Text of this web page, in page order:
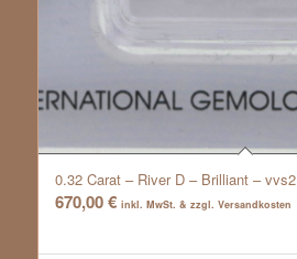
0.32 Carat – River D – Brilliant – vvs2
670,00€ inkl. MwSt. & zzgl. Versandkosten